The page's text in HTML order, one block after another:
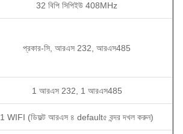
32 বিপি সিপিইউ 408MHz
প্রকার-সি, আরএস 232, আরএস485
1 আরএস 232, 1 আরএস485
1 WIFI (ডিফল্ট আরএস ৪ default৫ বন্দর দখল করুন)